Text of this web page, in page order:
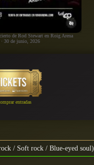
de Rod Stewart en Roig Arena
· 30 de junio, 2026
entradas
/ Soft rock / Blue-eyed soul)